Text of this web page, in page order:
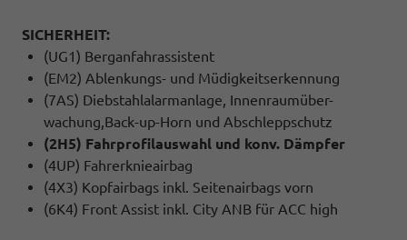
SICHERHEIT:
(UG1) Berganfahrassistent
(EM2) Ablenkungs- und Müdigkeitserkennung
(7AS) Diebstahlalarmanlage, Innenraumüber-
wachung,Back-up-Horn und Abschleppschutz
(2H5) Fahrprofilauswahl und konv. Dämpfer
(4UP) Fahrerknieairbag
(4X3) Kopfairbags inkl. Seitenairbags vorn
(6K4) Front Assist inkl. City ANB für ACC high